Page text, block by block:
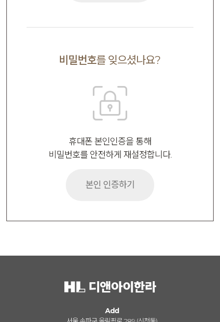
비밀번호를 잊으셨나요?
휴대폰 본인인증을 통해
비밀번호를 안전하게 재설정합니다.
본인 인증하기
Add